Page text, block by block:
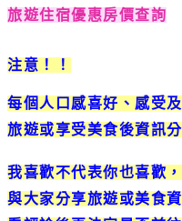
旅遊住宿優惠房價查詢
注意！！
每個人口感喜好、感受
旅遊或享受美食後資訊
我喜歡不代表你也喜歡
與大家分享旅遊或美食